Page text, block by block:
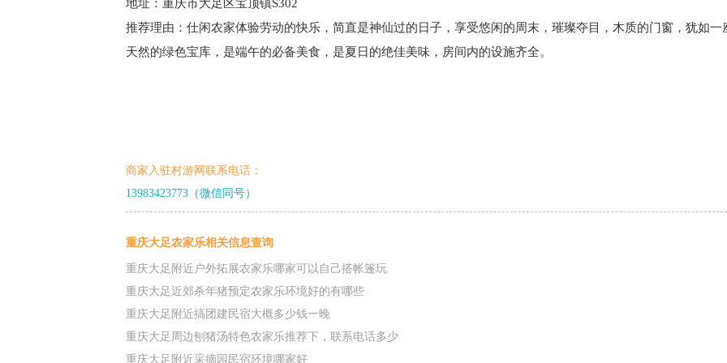
地址：重庆市大足区宝顶镇S302
推荐理由：仕闲农家体验劳动的快乐，简直是神仙过的日子，享受悠闲的周末，璀璨夺目，木质的门窗，犹如一
天然的绿色宝库，是端午的必备美食，是夏日的绝佳美味，房间内的设施齐全。
商家入驻村游网联系电话：
13983423773（微信同号）
重庆大足农家乐相关信息查询
重庆大足附近户外拓展农家乐哪家可以自己搭帐篷玩
重庆大足近郊杀年猪预定农家乐环境好的有哪些
重庆大足附近搞团建民宿大概多少钱一晚
重庆大足周边刨猪汤特色农家乐推荐下，联系电话多少
重庆大足附近采摘园民宿环境哪家好